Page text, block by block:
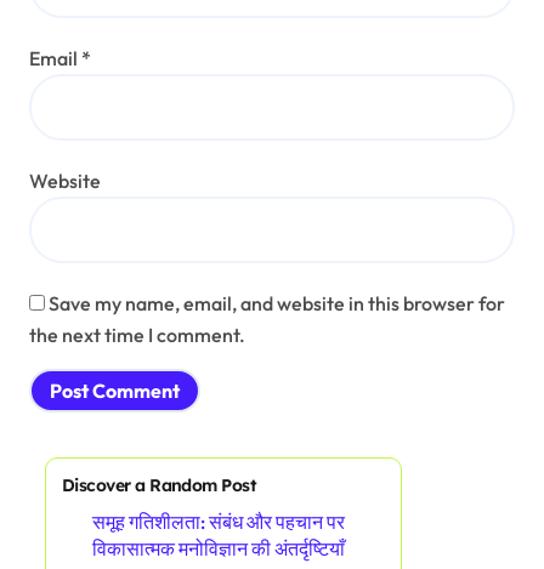
Email *
Website
Save my name, email, and website in this browser for
the next time I comment.
Discover a Random Post
समूह गतिशीलता: संबंध और पहचान पर
विकासात्मक मनोविज्ञान की अंतर्दृष्टियाँ